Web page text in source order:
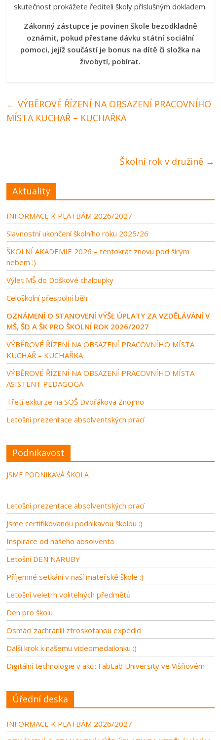
skutečnost prokážete řediteli školy příslušným dokladem.
Zákonný zástupce je povinen škole bezodkladně
oznámit, pokud přestane dávku státní sociální
pomoci, jejíž součástí je bonus na dítě či složka na
živobytí, pobírat.
← VÝBĚROVÉ ŘÍZENÍ NA OBSAZENÍ PRACOVNÍHO
MÍSTA KUCHAŘ – KUCHAŘKA
Školní rok v družině →
Aktuality
INFORMACE K PLATBÁM 2026/2027
Slavnostní ukončení školního roku 2025/26
ŠKOLNÍ AKADEMIE 2026 – tentokrát znovu pod širým
nebem :)
Výlet MŠ do Doškové chaloupky
Celoškolní přespolní běh
OZNÁMENÍ O STANOVENÍ VÝŠE ÚPLATY ZA VZDĚLÁVÁNÍ V
MŠ, ŠD A ŠK PRO ŠKOLNÍ ROK 2026/2027
VÝBĚROVÉ ŘÍZENÍ NA OBSAZENÍ PRACOVNÍHO MÍSTA
KUCHAŘ – KUCHAŘKA
VÝBĚROVÉ ŘÍZENÍ NA OBSAZENÍ PRACOVNÍHO MÍSTA
ASISTENT PEDAGOGA
Třetí exkurze na SOŠ Dvořákova Znojmo
Letošní prezentace absolventských prací
Podnikavost
JSME PODNIKAVÁ ŠKOLA
Letošní prezentace absolventských prací
Jsme certifikovanou podnikavou školou :)
Inspirace od našeho absolventa
Letošní DEN NARUBY
Příjemné setkání v naší mateřské škole :)
Letošní veletrh volitelných předmětů
Den pro školu
Osmáci zachránili ztroskotanou expedici
Další krok k našemu videomedailonku :)
Digitální technologie v akci: FabLab University ve Višňovém
Úřední deska
INFORMACE K PLATBÁM 2026/2027